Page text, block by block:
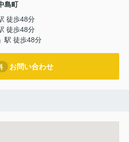
島町
徒歩48分
徒歩48分
」駅 徒歩48分
お問い合わせ